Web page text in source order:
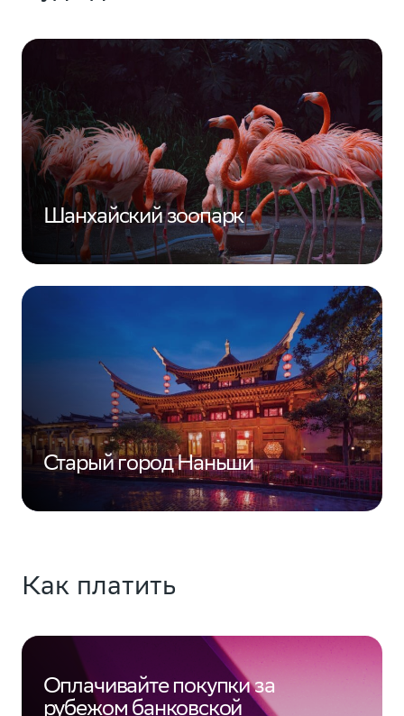
Шанхайский зоопарк
Старый город Наньши
Как платить
Оплачивайте покупки за
рубежом банковской